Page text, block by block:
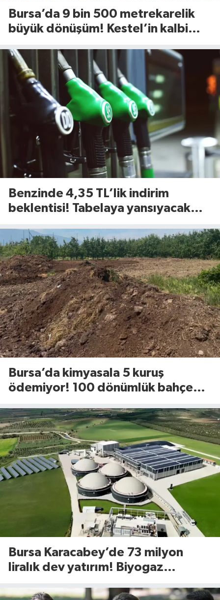
Bursa’da 9 bin 500 metrekarelik
büyük dönüşüm! Kestel’in kalbi
Benzinde 4,35 TL’lik indirim
beklentisi! Tabelaya yansıyacak
Bursa’da kimyasala 5 kuruş
ödemiyor! 100 dönümlük bahçede
Bursa Karacabey’de 73 milyon
liralık dev yatırım! Biyogaz
yükseliyor